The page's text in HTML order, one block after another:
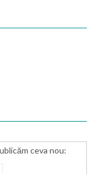
ceva nou: